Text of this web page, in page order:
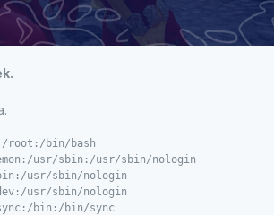
root:/bin/bash
usr/sbin:/usr/sbin/nologin
usr/sbin/nologin
usr/sbin/nologin
bin:/bin/sync